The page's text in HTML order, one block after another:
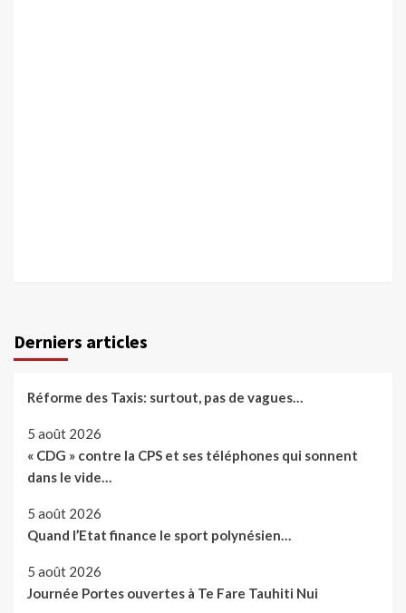
Derniers articles
Réforme des Taxis: surtout, pas de vagues…
5 août 2026
« CDG » contre la CPS et ses téléphones qui sonnent
dans le vide…
5 août 2026
Quand l’Etat finance le sport polynésien…
5 août 2026
Journée Portes ouvertes à Te Fare Tauhiti Nui